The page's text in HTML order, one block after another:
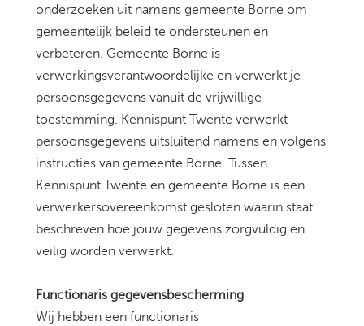
onderzoeken uit namens gemeente Borne om
gemeentelijk beleid te ondersteunen en
verbeteren. Gemeente Borne is
verwerkingsverantwoordelijke en verwerkt je
persoonsgegevens vanuit de vrijwillige
toestemming. Kennispunt Twente verwerkt
persoonsgegevens uitsluitend namens en volgens
instructies van gemeente Borne. Tussen
Kennispunt Twente en gemeente Borne is een
verwerkersovereenkomst gesloten waarin staat
beschreven hoe jouw gegevens zorgvuldig en
veilig worden verwerkt.
Functionaris gegevensbescherming
Wij hebben een functionaris